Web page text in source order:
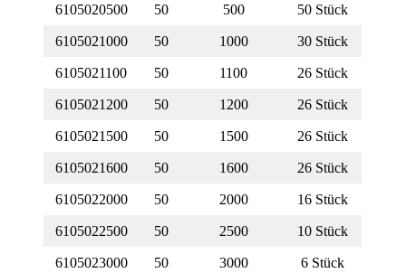
6105020500 50 500 50 Stück
6105021000 50 1000 30 Stück
6105021100 50 1100 26 Stück
6105021200 50 1200 26 Stück
6105021500 50 1500 26 Stück
6105021600 50 1600 26 Stück
6105022000 50 2000 16 Stück
6105022500 50 2500 10 Stück
6105023000 50 3000 6 Stück